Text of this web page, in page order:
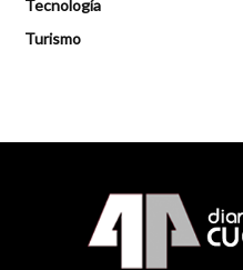
Tecnología
Turismo